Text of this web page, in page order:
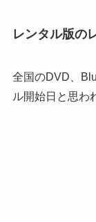
レンタル版の
全国のDVD、
ル開始日と思わ